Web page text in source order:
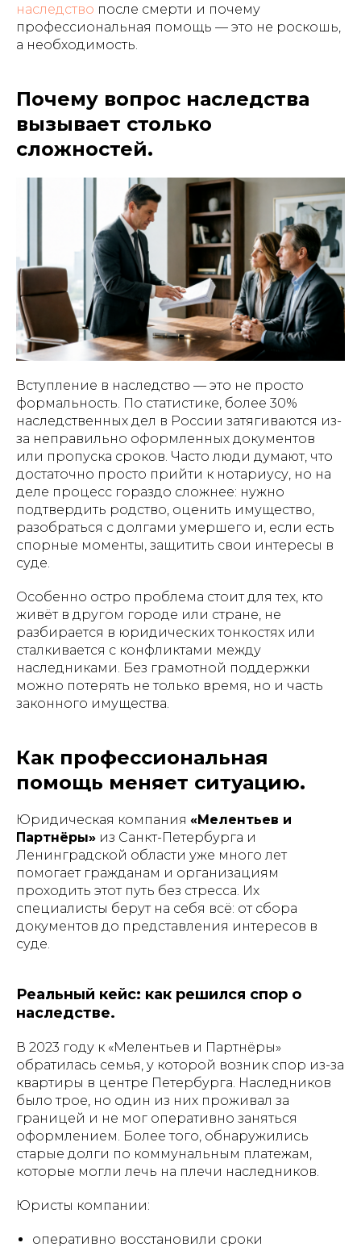
наследство после смерти и почему
профессиональная помощь — это не роскошь,
а необходимость.
Почему вопрос наследства
вызывает столько
сложностей.
Вступление в наследство — это не просто
формальность. По статистике, более 30%
наследственных дел в России затягиваются из-
за неправильно оформленных документов
или пропуска сроков. Часто люди думают, что
достаточно просто прийти к нотариусу, но на
деле процесс гораздо сложнее: нужно
подтвердить родство, оценить имущество,
разобраться с долгами умершего и, если есть
спорные моменты, защитить свои интересы в
суде.
Особенно остро проблема стоит для тех, кто
живёт в другом городе или стране, не
разбирается в юридических тонкостях или
сталкивается с конфликтами между
наследниками. Без грамотной поддержки
можно потерять не только время, но и часть
законного имущества.
Как профессиональная
помощь меняет ситуацию.
Юридическая компания «Мелентьев и
Партнёры» из Санкт-Петербурга и
Ленинградской области уже много лет
помогает гражданам и организациям
проходить этот путь без стресса. Их
специалисты берут на себя всё: от сбора
документов до представления интересов в
суде.
Реальный кейс: как решился спор о
наследстве.
В 2023 году к «Мелентьев и Партнёры»
обратилась семья, у которой возник спор из-за
квартиры в центре Петербурга. Наследников
было трое, но один из них проживал за
границей и не мог оперативно заняться
оформлением. Более того, обнаружились
старые долги по коммунальным платежам,
которые могли лечь на плечи наследников.
Юристы компании:
оперативно восстановили сроки